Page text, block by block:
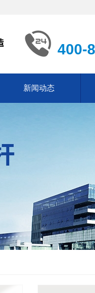
400-
新闻动态